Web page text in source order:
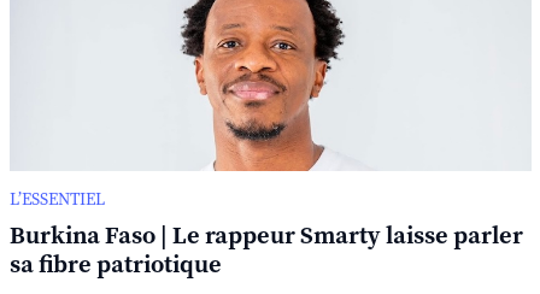
L’ESSENTIEL
Burkina Faso | Le rappeur Smarty laisse parler
sa fibre patriotique